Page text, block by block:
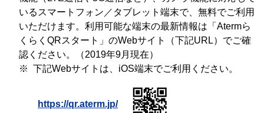
いるスマートフォン／タブレット端末で、無料でご利用
いただけます。利用可能な端末の最新情報は「Atermら
くらくQRスタート」のWebサイト（下記URL）でご確
認ください。（2019年9月現在）
※ 下記Webサイトは、iOS端末でご利用ください。
https://qr.aterm.jp/